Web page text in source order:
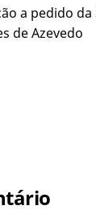
a pedido
de Azevedo